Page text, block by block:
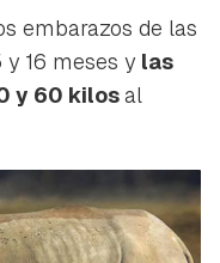
embarazos de las
16 meses y las
y 60 kilosal